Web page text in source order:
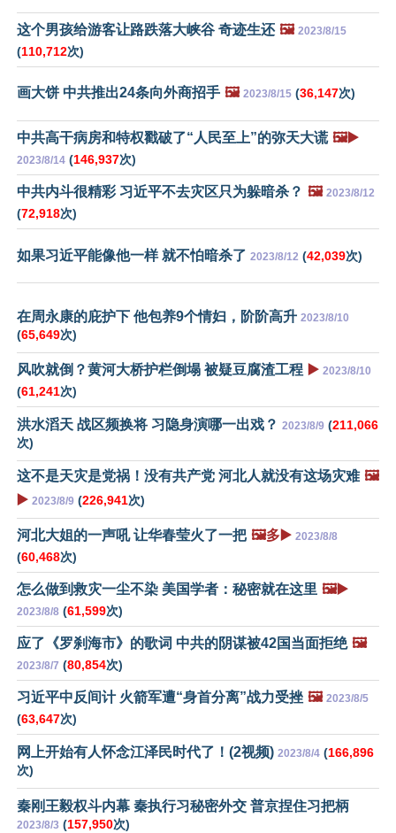
这个男孩给游客让路跌落大峡谷 奇迹生还 🖼️ 2023/8/15
(110,712次)
画大饼 中共推出24条向外商招手 🖼️ 2023/8/15 (36,147次)
中共高干病房和特权戳破了“人民至上”的弥天大谎 🖼️▶️
2023/8/14 (146,937次)
中共内斗很精彩 习近平不去灾区只为躲暗杀？ 🖼️ 2023/8/12
(72,918次)
如果习近平能像他一样 就不怕暗杀了 2023/8/12 (42,039次)
在周永康的庇护下 他包养9个情妇，阶阶高升 2023/8/10
(65,649次)
风吹就倒？黄河大桥护栏倒塌 被疑豆腐渣工程 ▶️ 2023/8/10
(61,241次)
洪水滔天 战区频换将 习隐身演哪一出戏？ 2023/8/9 (211,066
次)
这不是天灾是党祸！没有共产党 河北人就没有这场灾难 🖼️
▶️ 2023/8/9 (226,941次)
河北大姐的一声吼 让华春莹火了一把 🖼️多▶️ 2023/8/8
(60,468次)
怎么做到救灾一尘不染 美国学者：秘密就在这里 🖼️▶️
2023/8/8 (61,599次)
应了《罗刹海市》的歌词 中共的阴谋被42国当面拒绝 🖼️
2023/8/7 (80,854次)
习近平中反间计 火箭军遭“身首分离”战力受挫 🖼️ 2023/8/5
(63,647次)
网上开始有人怀念江泽民时代了！(2视频) 2023/8/4 (166,896
次)
秦刚王毅权斗内幕 秦执行习秘密外交 普京捏住习把柄
2023/8/3 (157,950次)